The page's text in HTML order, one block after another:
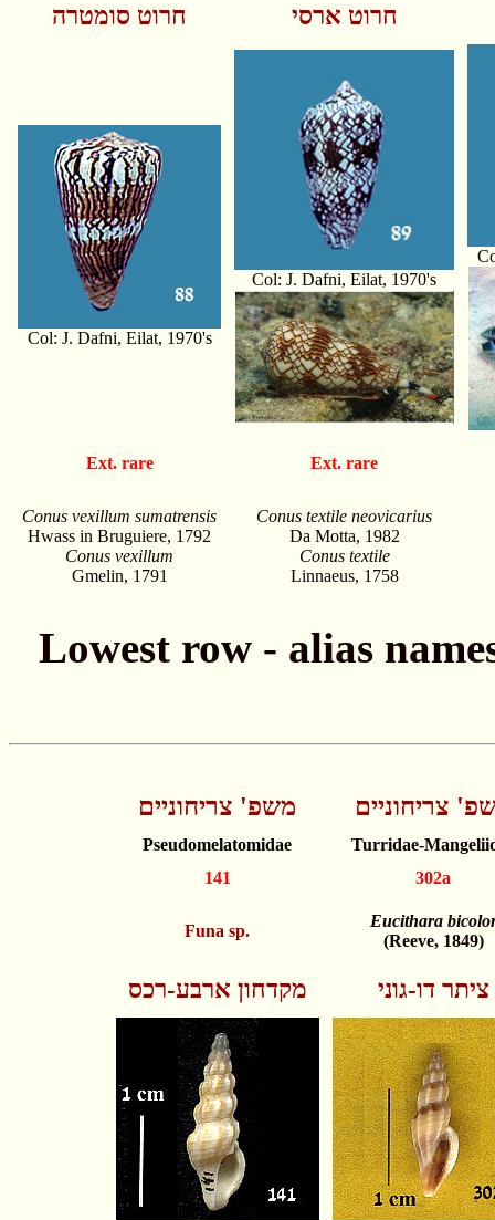
חרוט סומטרה חרוט ארסי
Col: J. Dafni, Eilat, 1970's
Col: J. Dafni, Eilat, 1970's
Ext. rare Ext. rare
Conus vexillum sumatrensis
Hwass in Bruguiere, 1792
Conus vexillum
Gmelin, 1791
Conus textile neovicarius
Da Motta, 1982
Conus textile
Linnaeus, 1758
משפ' צריחוניים צריחוניים
Pseudomelatomidae
Turridae-
141
302a
Funa sp.
Eucithara
(Reeve, 1849)
מקדחון ארבע-רכס ציתר דו-גוני